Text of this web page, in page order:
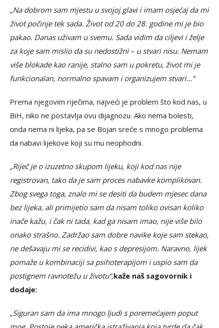
„Na dobrom sam mjestu u svojoj glavi i imam osjećaj da mi
život počinje tek sada. Život od 20 do 28. godine mi je bio
pakao. Danas uživam u svemu. Sada vidim da ciljevi i želje
za koje sam mislio da su nedostižni – u stvari nisu. Nemam
više blokade kao ranije, stalno sam u pokretu, život mi je
funkcionalan, normalno spavam i organizujem stvari…“
Prema njegovim riječima, najveći je problem što kod nas, u
BiH, niko ne postavlja ovu dijagnozu. Ako nema bolesti,
onda nema ni lijeka, pa se Bojan sreće s mnogo problema
da nabavi lijekove koji su mu neophodni.
„Riječ je o izuzetno skupom lijeku, koji kod nas nije
registrovan, tako da je sam proces nabavke komplikovan.
Zbog svega toga, znalo mi se desiti da budem mjesec dana
bez lijeka, ali primijetio sam da nisam toliko ovisan koliko
inače kažu, i čak ni tada, kad ga nisam imao, nije više bilo
onako strašno. Zadržao sam dobre navike koje sam stekao,
ne dešavaju mi se recidivi, kao s depresijom. Naravno, lijek
pomaže u kombinaciji sa psihoterapijom i uspio sam da
postignem ravnotežu u životu“,kaže naš sagovornik i
dodaje:
„Siguran sam da ima mnogo ljudi s poremećajem poput